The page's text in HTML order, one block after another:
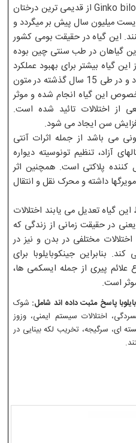
Ginkoاز قدیمی ترین درختان
میلیون سال پیش بر میگردد و
این گیاه در حقیقت بومی کشور
گیاهان در طب سنتی چین بوده
گیاه بیشتر برای بهبود عملکرد
مغز و درمان آسم استفاده می شود و در طی 15 سال گذشته در متون
این گیاه انجام شده و موثر
از اختلالات تائید شده است.
سن ایجاد می شود.
می باشد از جمله اثرات آنتی
آزاد، تنظیم تونوسیته دیواره
کننده پلاکتی است. همچنین اثر
داشته و محرک نقل و انتقال
گیاه تعدیل می یابند اختلالات
در حقیقت زمانی از زندگی که
مختلفی در بدن و نیز در
بنابراین جینکوبایلوبا برای
پیری از جمله ایسکمی ها،
است.
پاسخ مثبت داده اند شامل: شوک
اختلالات سیستم ایمنی، وزوز
ای، سرگیجه، تخریب لکه بینایی در